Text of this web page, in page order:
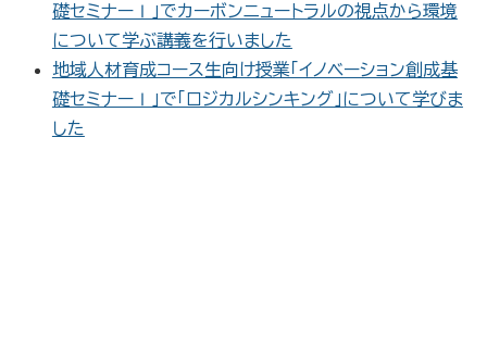
礎セミナーⅠ」でカーボンニュートラルの視点から環境
について学ぶ講義を行いました
地域人材育成コース生向け授業「イノベーション創成基
礎セミナーⅠ」で「ロジカルシンキング」について学びま
した